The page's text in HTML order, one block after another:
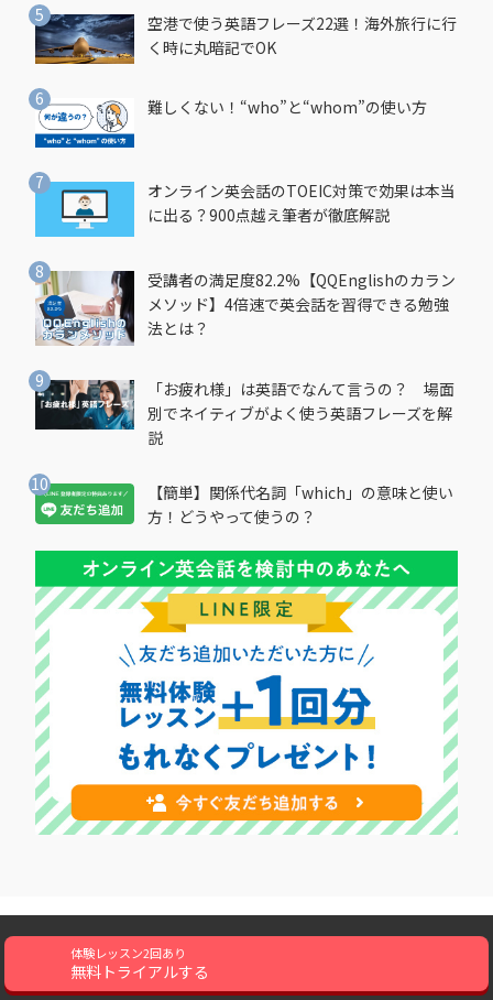
体験レッスン2回あり
無料トライアルする
空港で使う英語フレーズ22選！海外旅行に行
く時に丸暗記でOK
難しくない！“who”と“whom”の使い方
オンライン英会話のTOEIC対策で効果は本当
に出る？900点越え筆者が徹底解説
受講者の満足度82.2%【QQEnglishのカラン
メソッド】4倍速で英会話を習得できる勉強
法とは？
「お疲れ様」は英語でなんて言うの？ 場面
別でネイティブがよく使う英語フレーズを解
説
【簡単】関係代名詞「which」の意味と使い
方！どうやって使うの？
採用情報 利用規約
資金決済法に基づく表示
プライバシーポリシー